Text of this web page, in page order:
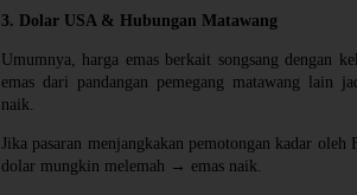
3. Dolar USA & Hubungan Matawang
Umumnya, harga emas berkait songsang dengan
emas dari pandangan pemegang matawang lain
naik.
Jika pasaran menjangkakan pemotongan kadar
dolar mungkin melemah → emas naik.